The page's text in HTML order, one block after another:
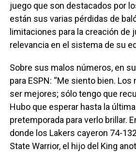
juego que son destacados por
están sus varias pérdidas de
limitaciones para la creación de
relevancia en el sistema de su
Sobre sus malos números, en
para ESPN: “Me siento bien.
ser mejores; sólo tengo que
Hubo que esperar hasta la
pretemporada para verlo brillar.
donde los Lakers cayeron 74-
State Warrior, el hijo del King